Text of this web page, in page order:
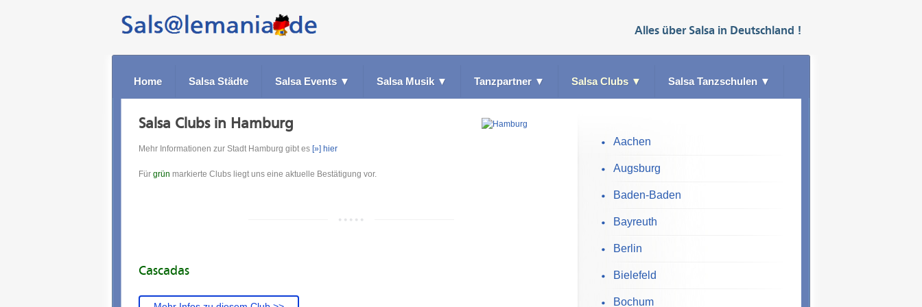
Alles über Salsa in Deutschland !
Home Salsa Städte Salsa Events ▼ Salsa Musik ▼ Tanzpartner ▼ Salsa Clubs ▼ Salsa Tanzschulen ▼
Salsa Clubs in Hamburg
Mehr Informationen zur Stadt Hamburg gibt es [»] hier
Für grün markierte Clubs liegt uns eine aktuelle Bestätigung vor.
Cascadas
Aachen
Augsburg
Baden-Baden
Bayreuth
Berlin
Bielefeld
Bochum